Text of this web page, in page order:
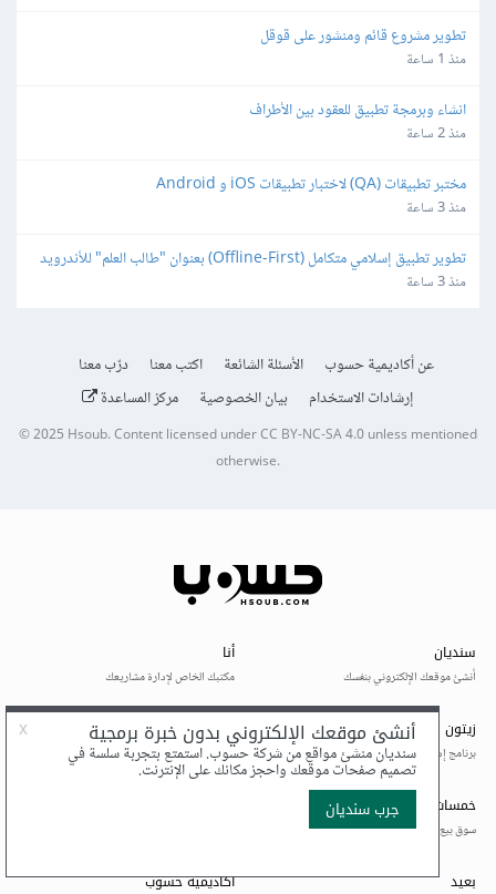
تطوير مشروع قائم ومنشور على قوقل
منذ 1 ساعة
انشاء وبرمجة تطبيق للعقود بين الأطراف
منذ 2 ساعة
مختبر تطبيقات (QA) لاختبار تطبيقات iOS و Android
منذ 3 ساعة
و iOS
منذ 3 ساعة
عن أكاديمية حسوب الأسئلة الشائعة اكتب معنا
درّب معنا
إرشادات الاستخدام
بيان الخصوصية مركز المساعدة
© 2025 Hsoub.Content licensed underCC BY-NC-SA 4.0unless mentioned
otherwise.